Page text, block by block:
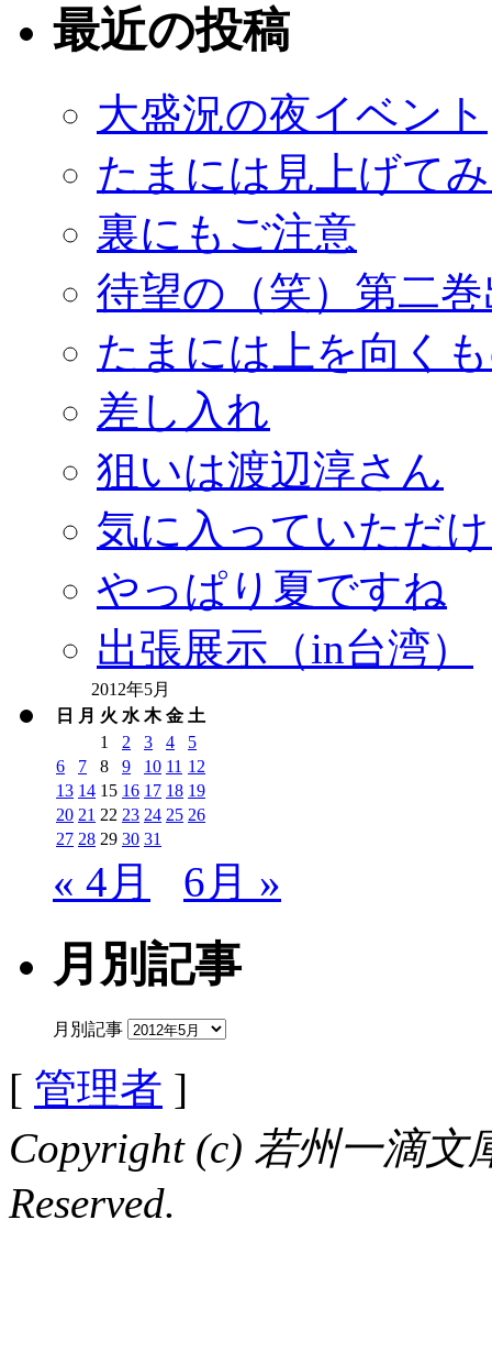
最近の投稿
大盛況の夜イベント
たまには見上げて
裏にもご注意
待望の（笑）第二
たまには上を向く
差し入れ
狙いは渡辺淳さん
気に入っていただ
やっぱり夏ですね
出張展示（in台湾）
2012年5月
日
月 火 水 木 金 土
1
2 3 4
5
6
7 8 9 10 11 12
13 14 15 16 17 18 19
20 21 22 23 24 25 26
27 28 29 30 31
« 4月 6月 »
月別記事
月別記事
[ 管理者 ]
Copyright (c) 若州一滴
Reserved.